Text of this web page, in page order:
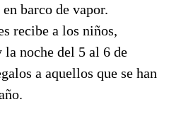
barco de vapor.
recibe a los niños,
la noche del 5 al 6 de
a aquellos que se han